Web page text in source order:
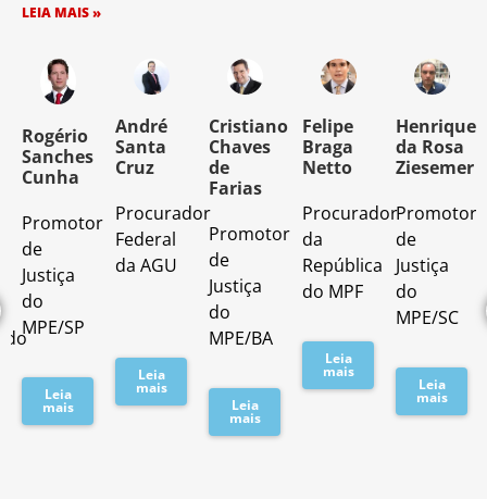
LEIA MAIS »
Rogério
Sanches
Cunha
Promotor
de
Justiça
do
MPE/SP
Leia
mais
André
Santa
Cruz
Procurador
Federal
da AGU
Leia
mais
Cristiano
Chaves
de
Farias
Promotor
de
Justiça
do
MPE/BA
Leia
mais
Felipe
Braga
Netto
Procurador
da
República
do MPF
Leia
mais
Henrique
da Rosa
Ziesemer
Promotor
de
Justiça
do
MPE/SC
Leia
mais